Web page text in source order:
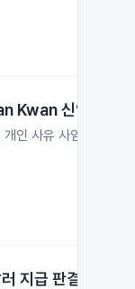
Kwan 신임 이사
인 사유 사임과 Pui
지급 판결